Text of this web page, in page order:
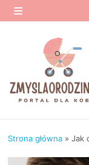
Przejdź
do
MENU
Strona główna »Jak